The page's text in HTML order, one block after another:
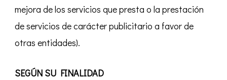
mejora de los servicios que presta o la prestación
de servicios de carácter publicitario a favor de
otras entidades).
SEGÚN SU FINALIDAD